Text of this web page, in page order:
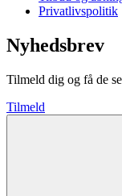
Privatlivspolitik
Nyhedsbrev
Tilmeld dig og få de
Tilmeld